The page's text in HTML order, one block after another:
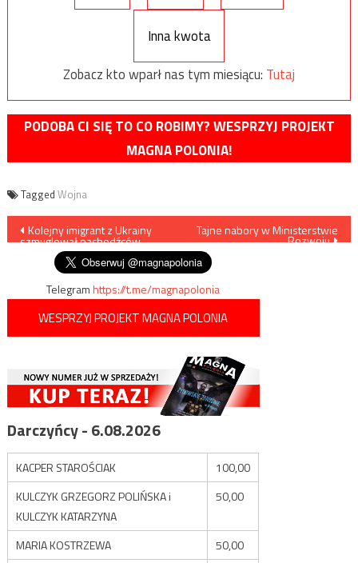
Inna kwota
Zobacz kto wparł nas tym miesiącu: Tutaj
PODOBA CI SIĘ TO CO ROBIMY? WESPRZYJ PROJEKT
MAGNA POLONIA!
Tagged Wojna
Nawigacja
wpisu
Kolejny imigrant z Ukrainy
szmuglował nachodźców
Tajne nabory w Ministerstwie
Rozwoju
Telegramhttps://t.me/magnapolonia
WESPRZYJ PROJEKT MAGNA POLONIA
Darczyńcy - 6.08.2026
KACPER STAROŚCIAK
100,00
KULCZYK GRZEGORZ POLIŃSKA i
KULCZYK KATARZYNA
50,00
MARIA KOSTRZEWA 50,00